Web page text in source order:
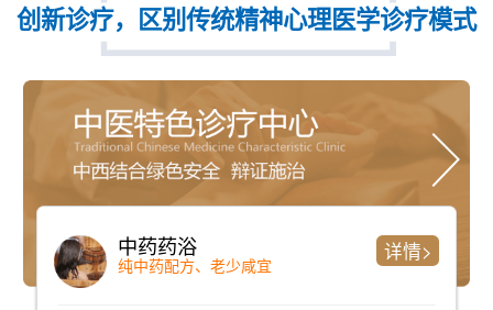
创新诊疗，区别传统精神心理医学诊疗模式
中药药浴
纯中药配方、老少咸宜
详情>